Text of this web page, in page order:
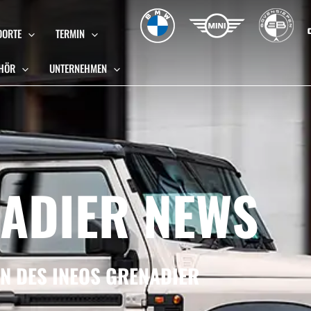
TERMIN
UNTERNEHMEN
NEWS
DES INEOS GRENADIER